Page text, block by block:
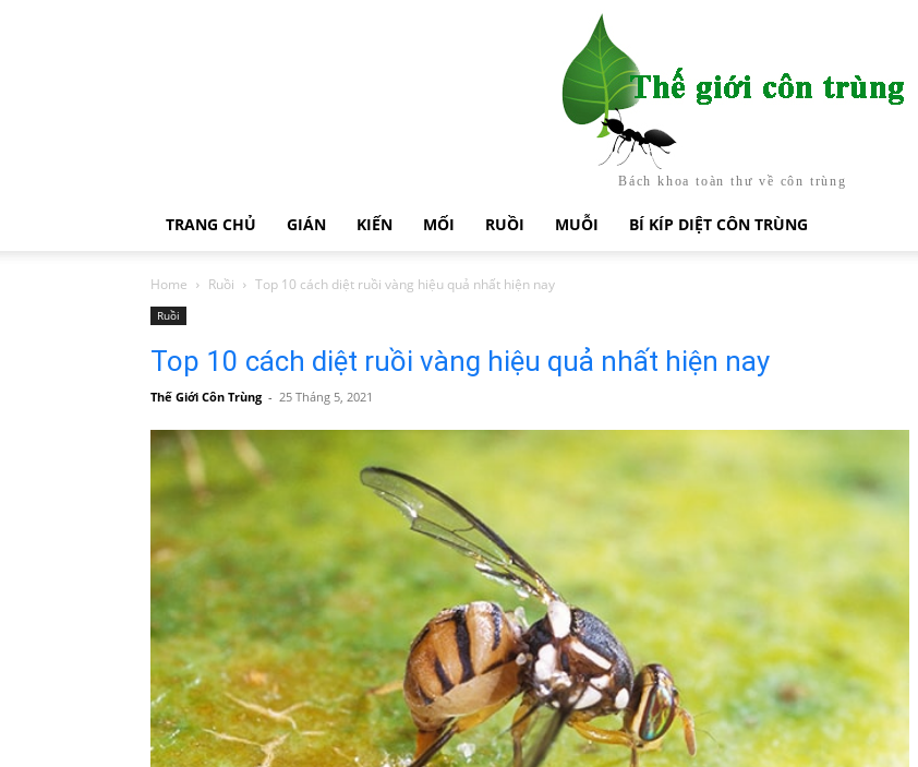
Bách khoa toàn thư về côn trùng
TRANG CHỦ GIÁN KIẾN MỐI RUỒI MUỖI BÍ KÍP DIỆT CÔN TRÙNG
Home Ruồi Top 10 cách diệt ruồi vàng hiệu quả nhất hiện nay
Ruồi
Top 10 cách diệt ruồi vàng hiệu quả nhất hiện nay
Thế Giới Côn Trùng - 25 Tháng 5, 2021